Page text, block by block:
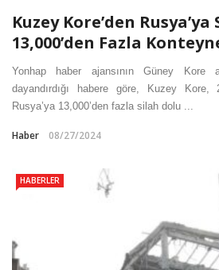
Kuzey Kore’den
13,000’den Fazla
Yonhap haber ajansının Güney Kore
dayandırdığı habere göre, Kuzey
Rusya’ya 13,000’den fazla silah dolu ...
Haber 08/27/2024
HABERLER